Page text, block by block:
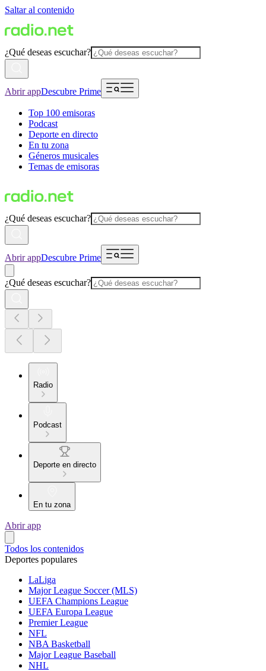
Saltar al contenido
¿Qué deseas escuchar?
Abrir appDescubre Prime
Top 100 emisoras
Podcast
Deporte en directo
En tu zona
Géneros musicales
Temas de emisoras
¿Qué deseas escuchar?
Abrir appDescubre Prime
¿Qué deseas escuchar?
Radio
Podcast
Deporte en directo
En tu zona
Abrir app
Todos los contenidos
Deportes populares
LaLiga
Major League Soccer (MLS)
UEFA Champions League
UEFA Europa League
Premier League
NFL
NBA Basketball
Major League Baseball
NHL